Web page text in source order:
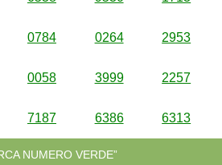
0784 0264 2953
0058 3999 2257
7187 6386 6313
NUMERO VERDE”